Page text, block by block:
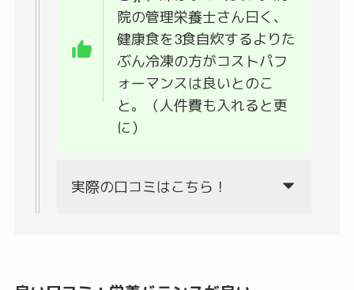
院の管理栄養士さん曰く、
健康食を3食自炊するよりた
ぶん冷凍の方がコストパフ
ォーマンスは良いとのこ
と。（人件費も入れると更
に）
実際の口コミはこちら！